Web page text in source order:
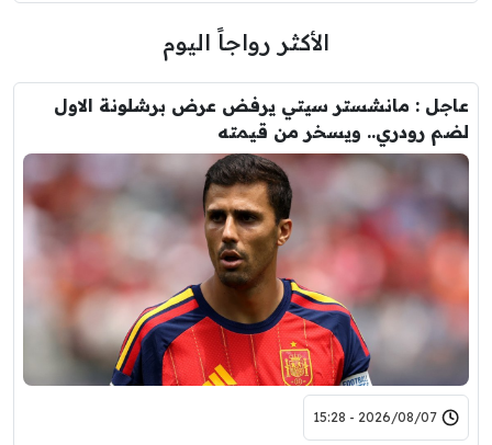
الأكثر رواجاً اليوم
عاجل : مانشستر سيتي يرفض عرض برشلونة الاول
لضم رودري.. ويسخر من قيمته
2026/08/07 - 15:28